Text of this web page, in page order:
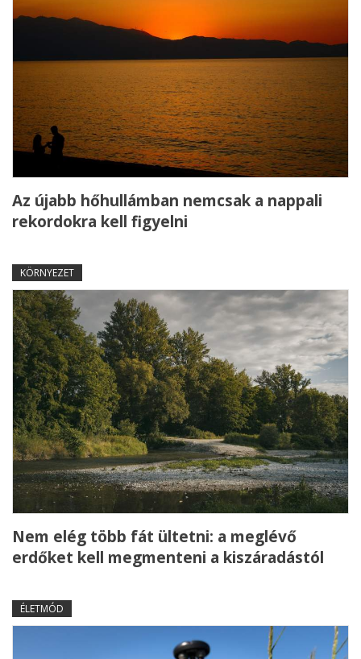
Az újabb hőhullámban nemcsak a nappali
rekordokra kell figyelni
KÖRNYEZET
Nem elég több fát ültetni: a meglévő
erdőket kell megmenteni a kiszáradástól
ÉLETMÓD